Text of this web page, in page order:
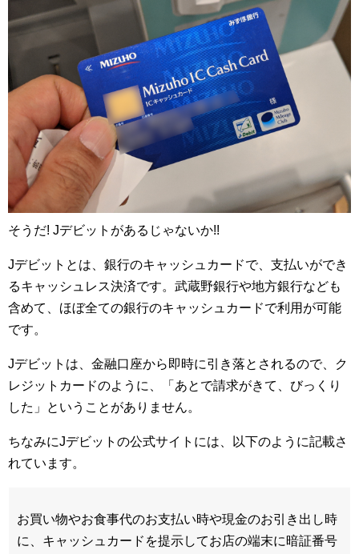
そうだ! Jデビットがあるじゃないか!!
Jデビットとは、銀行のキャッシュカードで、支払いができ
るキャッシュレス決済です。武蔵野銀行や地方銀行なども
含めて、ほぼ全ての銀行のキャッシュカードで利用が可能
です。
Jデビットは、金融口座から即時に引き落とされるので、ク
レジットカードのように、「あとで請求がきて、びっくり
した」ということがありません。
ちなみにJデビットの公式サイトには、以下のように記載さ
れています。
お買い物やお食事代のお支払い時や現金のお引き出し時
に、キャッシュカードを提示してお店の端末に暗証番号